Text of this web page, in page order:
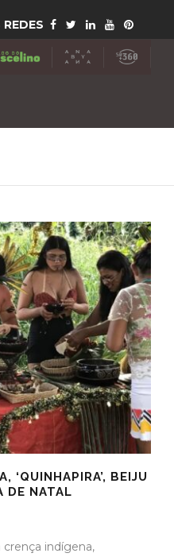
‘QUINHAPIRA’, BEIJU
DE NATAL
indígena,